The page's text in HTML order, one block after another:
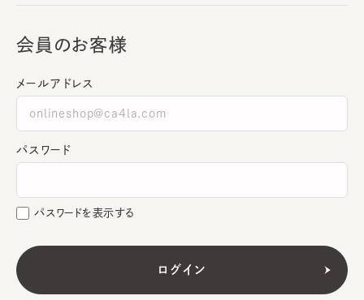
会員のお客様
メールアドレス
パスワード
パスワードを表示する